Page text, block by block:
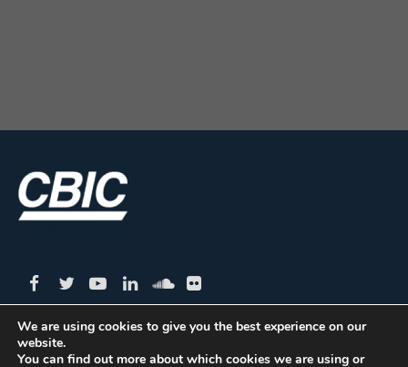
CBIC | SBN Quadra 01 – Bloco I – 4º Andar Edifício:
We are using cookies to give you the best experience on our
website.
You can find out more about which cookies we are using or